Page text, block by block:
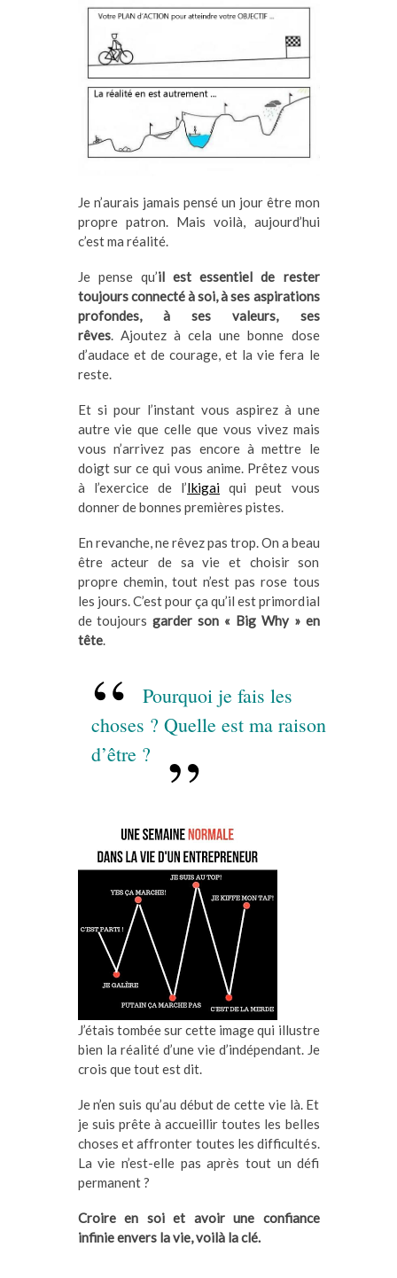
Je n’aurais jamais pensé un jour être mon
propre patron. Mais voilà, aujourd’hui
c’est ma réalité.
Je pense qu’il est essentiel de rester
toujours connecté à soi, à ses aspirations
profondes, à ses valeurs, ses
rêves. Ajoutez à cela une bonne dose
d’audace et de courage, et la vie fera le
reste.
Et si pour l’instant vous aspirez à une
autre vie que celle que vous vivez mais
vous n’arrivez pas encore à mettre le
doigt sur ce qui vous anime. Prêtez vous
à l’exercice de l’Ikigai qui peut vous
donner de bonnes premières pistes.
En revanche, ne rêvez pas trop. On a beau
être acteur de sa vie et choisir son
propre chemin, tout n’est pas rose tous
les jours. C’est pour ça qu’il est primordial
de toujoursgarder son « Big Why » en
tête.
Pourquoi je fais les
choses ? Quelle est ma raison
d’être ?
J’étais tombée sur cette image qui illustre
bien la réalité d’une vie d’indépendant. Je
crois que tout est dit.
Je n’en suis qu’au début de cette vie là. Et
je suis prête à accueillir toutes les belles
choses et affronter toutes les difficultés.
La vie n’est-elle pas après tout un défi
permanent ?
Croire en soi et avoir une confiance
infinie envers la vie, voilà la clé.